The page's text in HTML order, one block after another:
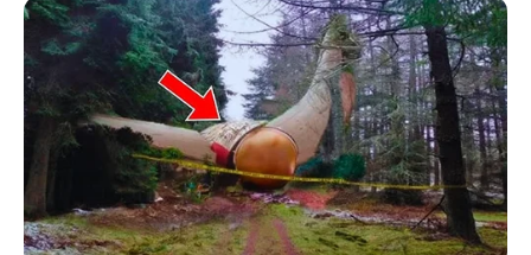
10:42 ACS,Fardamento,Notícia,Pará,Prefeitura